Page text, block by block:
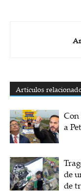
Artículos
a
de
de